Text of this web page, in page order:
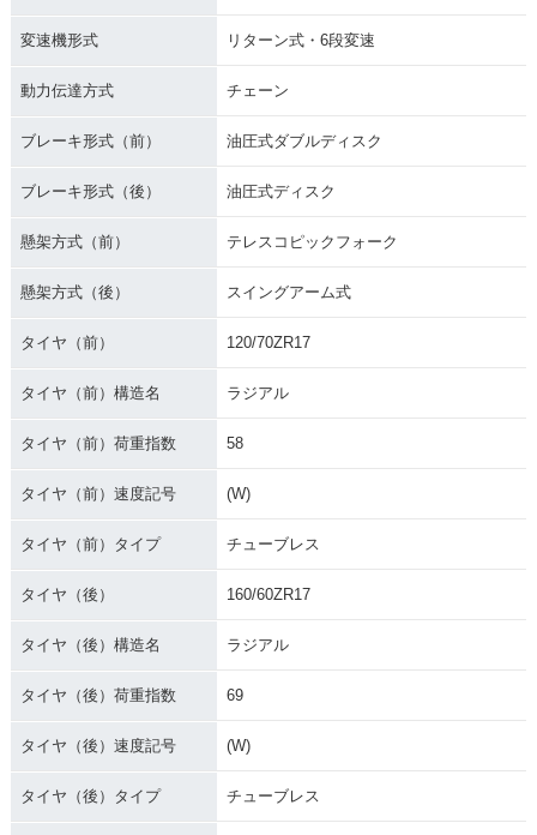
変速機形式 リターン式・6段変速
動力伝達方式 チェーン
ブレーキ形式（前） 油圧式ダブルディスク
ブレーキ形式（後） 油圧式ディスク
懸架方式（前） テレスコピックフォーク
懸架方式（後） スイングアーム式
タイヤ（前） 120/70ZR17
タイヤ（前）構造名 ラジアル
タイヤ（前）荷重指数 58
タイヤ（前）速度記号 (W)
タイヤ（前）タイプ チューブレス
タイヤ（後） 160/60ZR17
タイヤ（後）構造名 ラジアル
タイヤ（後）荷重指数 69
タイヤ（後）速度記号 (W)
タイヤ（後）タイプ チューブレス